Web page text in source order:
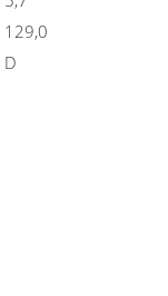
129,0
D